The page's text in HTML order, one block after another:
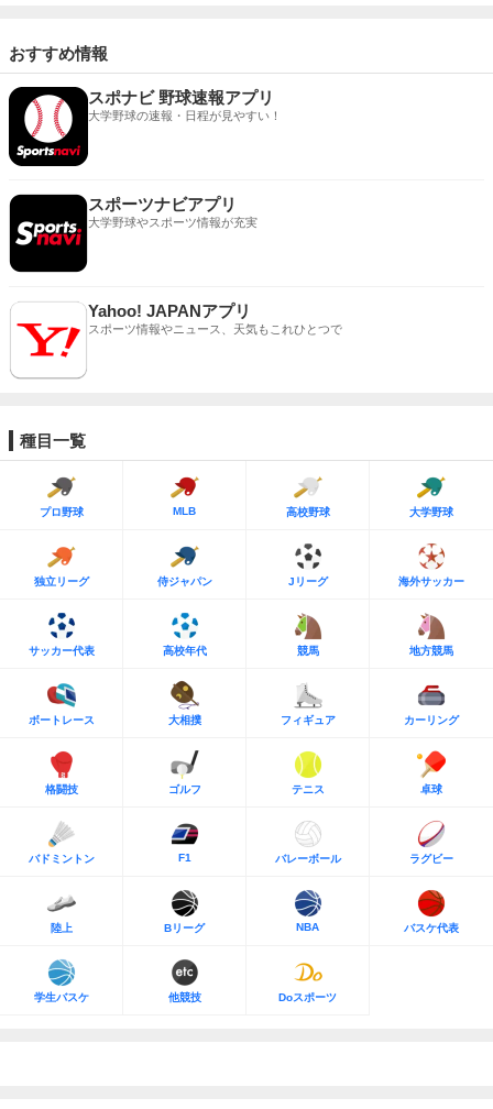
おすすめ情報
スポナビ 野球速報アプリ
大学野球の速報・日程が見やすい！
スポーツナビアプリ
大学野球やスポーツ情報が充実
Yahoo! JAPANアプリ
スポーツ情報やニュース、天気もこれひとつで
種目一覧
プロ野球 MLB 高校野球 大学野球
独立リーグ 侍ジャパン Jリーグ 海外サッカー
サッカー代表 高校年代 競馬 地方競馬
ボートレース 大相撲 フィギュア カーリング
格闘技 ゴルフ テニス 卓球
バドミントン F1 バレーボール ラグビー
陸上 Bリーグ NBA バスケ代表
学生バスケ 他競技 Doスポーツ